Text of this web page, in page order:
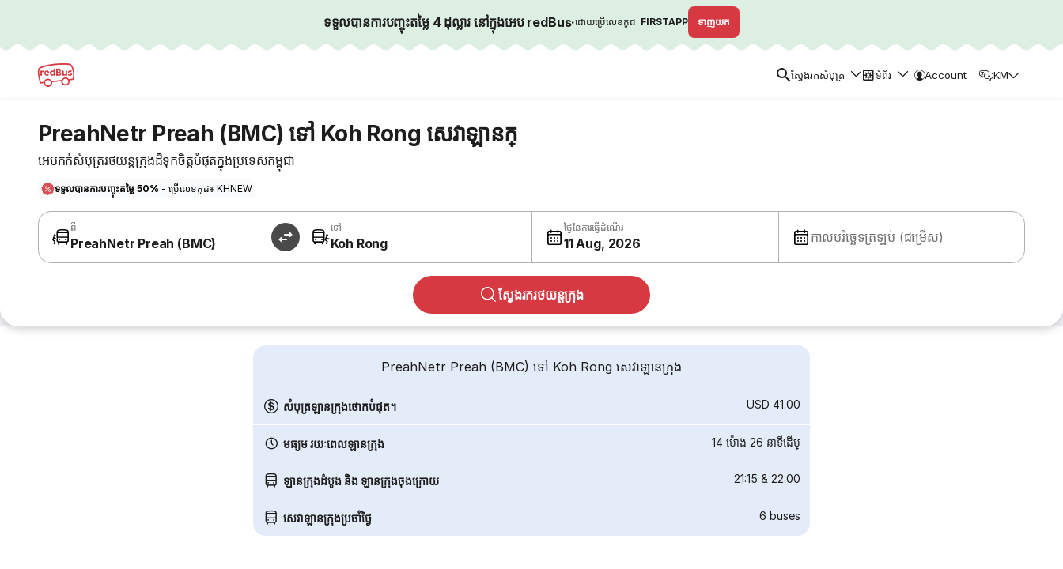
ទទួលបានការបញ្ចុះតម្លៃ 4 ដុល្លារ នៅក្នុងអេប redBus·ដោយប្រើលេខកូដ: FIRSTAPP ទាញយក
ស្វែងរកសំបុត្រ ទំព័រ Account KM
PreahNetr Preah (BMC) ទៅ Koh Rong សេវាឡានក្
អេបកក់សំបុត្ររថយន្តក្រុងដ៏ទុកចិត្តបំផុតក្នុងប្រទេសកម្ពុជា
ទទួលបានការបញ្ចុះតម្លៃ 50% - ប្រើលេខកូដ៖ KHNEW
ពី
PreahNetr Preah (BMC)
ទៅ
Koh Rong
ថ្ងៃនៃការធ្វើដំណើរ
11 Aug, 2026 កាលបរិច្ឆេទត្រឡប់ (ជម្រើស)
ស្វែងរករថយន្តក្រុង
PreahNetr Preah (BMC) ទៅ Koh Rong សេវាឡានក្រុង
សំបុត្រឡានក្រុងថោកបំផុត។ USD 41.00
មធ្យម រយៈពេលឡានក្រុង 14 ម៉ោង 26 នាទី​ដើម្
ឡានក្រុងដំបូង និង ឡានក្រុងចុងក្រោយ 21:15 & 22:00
សេវាឡានក្រុងប្រចាំថ្ងៃ 6 buses